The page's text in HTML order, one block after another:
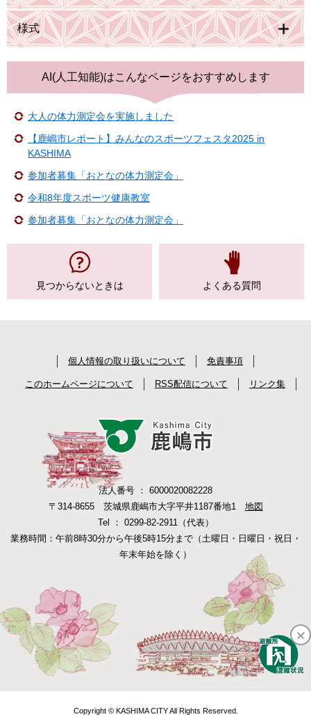
様式
AI(人工知能)はこんなページをおすすめします
大人の体力測定会を実施しました
【鹿嶋市レポート】みんなのスポーツフェスタ2025 in
KASHIMA
参加者募集「おとなの体力測定会」
令和8年度スポーツ健康教室
参加者募集「おとなの体力測定会」
見つからないときは よくある質問
個人情報の取り扱いについて 免責事項
このホームページについて RSS配信について リンク集
法人番号 ： 6000020082228
〒314-8655 茨城県鹿嶋市大字平井1187番地1 地図
Tel ： 0299-82-2911（代表）
業務時間：午前8時30分から午後5時15分まで（土曜日・日曜日・祝日・
年末年始を除く）
Copyright © KASHIMA CITY All Rights Reserved.